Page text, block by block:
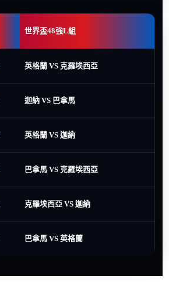
世界盃48強L組
英格蘭 VS 克羅埃西亞
迦納 VS 巴拿馬
英格蘭 VS 迦納
巴拿馬 VS 克羅埃西亞
克羅埃西亞 VS 迦納
巴拿馬 VS 英格蘭